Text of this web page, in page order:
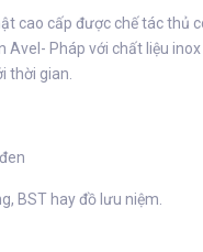
cao cấp được chế tác thủ
Avel- Pháp với chất liệu
thời gian.
BST hay đồ lưu niệm.